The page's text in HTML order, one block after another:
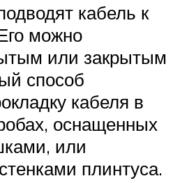
кабель к
можно
или закрытым
способ
кабеля в
оснащенных
или
плинтуса.